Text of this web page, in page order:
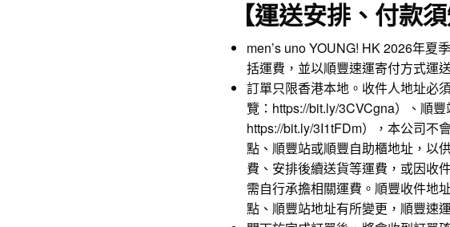
【運送安排、付款
men’s uno YOUNG! HK 2026年夏
括運費，並以順豐速運寄付方式運
訂單只限香港本地。收件人地址必
覽： https://bit.ly/3CVCgna）、順豐
https://bit.ly/3I1tFDm），本公司不
點、順豐站或順豐自助櫃地址，以
費、安排後續送貨等運費，或因收
需自行承擔相關運費。順豐收件地
點、順豐站地址有所變更，順豐速